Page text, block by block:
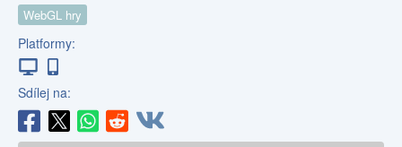
WebGL hry
Platformy:
Sdílej na: